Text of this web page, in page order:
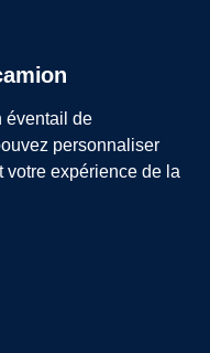
éventail de
personnaliser
votre expérience de la